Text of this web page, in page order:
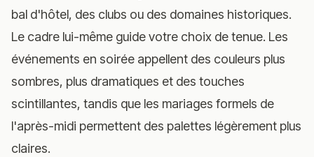
bal d'hôtel, des clubs ou des domaines historiques.
Le cadre lui-même guide votre choix de tenue. Les
événements en soirée appellent des couleurs plus
sombres, plus dramatiques et des touches
scintillantes, tandis que les mariages formels de
l'après-midi permettent des palettes légèrement plus
claires.